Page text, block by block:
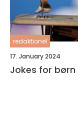
redaktionel
17. January 2024